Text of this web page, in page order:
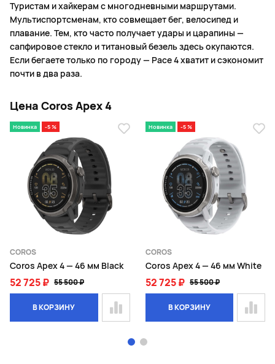
Туристам и хайкерам с многодневными маршрутами.
Мультиспортсменам, кто совмещает бег, велосипед и
плавание. Тем, кто часто получает удары и царапины —
сапфировое стекло и титановый безель здесь окупаются.
Если бегаете только по городу — Pace 4 хватит и сэкономит
почти в два раза.
Цена Coros Apex 4
Новинка -5 %
COROS
Coros Apex 4 — 46 мм Black
52 725 ₽ 55 500 ₽
В КОРЗИНУ
Новинка -5 %
COROS
Coros Apex 4 — 46 мм White
52 725 ₽ 55 500 ₽
В КОРЗИНУ